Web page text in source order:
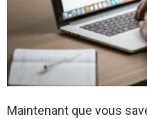
Maintenant que vous